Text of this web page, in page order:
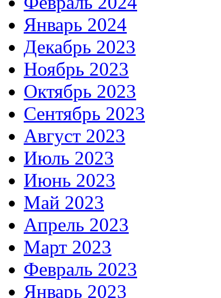
Январь 2024
Декабрь 2023
Ноябрь 2023
Октябрь 2023
Сентябрь 2023
Август 2023
Июль 2023
Июнь 2023
Май 2023
Апрель 2023
Март 2023
Февраль 2023
Январь 2023